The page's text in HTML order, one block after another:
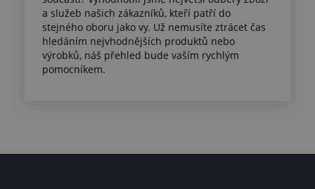
a služeb našich zákazníků, kteří patří do
stejného oboru jako vy. Už nemusíte ztrácet čas
hledáním nejvhodnějších produktů nebo
výrobků, náš přehled bude vaším rychlým
pomocníkem.